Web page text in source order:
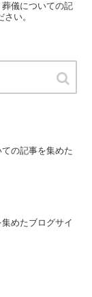
葬儀についての記
い。
を集めたブログ
の記事を集めた
めたブログサイ